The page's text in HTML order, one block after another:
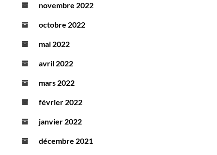
novembre 2022
octobre 2022
mai 2022
avril 2022
mars 2022
février 2022
janvier 2022
décembre 2021